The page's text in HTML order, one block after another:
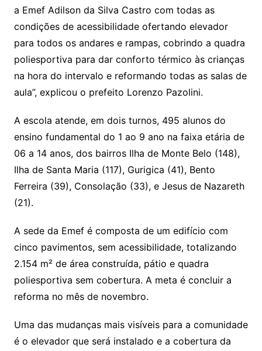
a EmefAdilson da Silva Castro com todas as
condições de acessibilidade ofertando elevador
para todos os andares e rampas, cobrindo a quadra
poliesportiva para dar conforto térmico às crianças
na hora do intervalo e reformando todas as salas de
aula”, explicou o prefeito Lorenzo Pazolini.
A escola atende, em dois turnos, 495 alunos do
ensino fundamental do 1 ao 9 ano na faixa etária de
06 a 14 anos, dos bairros Ilha de Monte Belo (148),
Ilha de Santa Maria (117), Gurigica (41), Bento
Ferreira (39), Consolação (33), e Jesus de Nazareth
(21).
A sede da Emefé composta de um edifício com
cinco pavimentos, sem acessibilidade, totalizando
2.154 m² de área construída, pátio e quadra
poliesportiva sem cobertura. A meta é concluir a
reforma no mês de novembro.
Uma das mudanças mais visíveis para a comunidade
é o elevador que será instalado e a cobertura da